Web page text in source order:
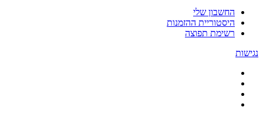
החשבון שלי
היסטוריית ההזמנות
רשימת תפוצה
נגישות